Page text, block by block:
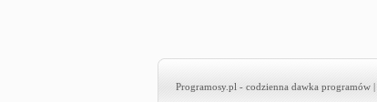
Programosy.pl - codzienna dawka programów |